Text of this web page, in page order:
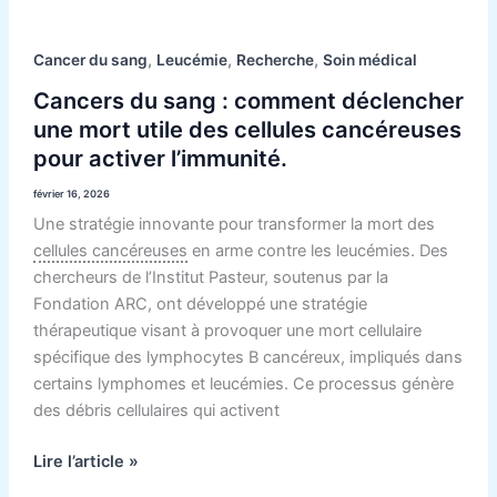
Cancer du sang, Leucémie, Recherche, Soin médical
Cancers du sang : comment déclencher
une mort utile des cellules cancéreuses
pour activer l’immunité.
février 16, 2026
Une stratégie innovante pour transformer la mort des
cellules cancéreuses en arme contre les leucémies. Des
chercheurs de l’Institut Pasteur, soutenus par la
Fondation ARC, ont développé une stratégie
thérapeutique visant à provoquer une mort cellulaire
spécifique des lymphocytes B cancéreux, impliqués dans
certains lymphomes et leucémies. Ce processus génère
des débris cellulaires qui activent
pour
activer
l’immunité.
Lire l’article »